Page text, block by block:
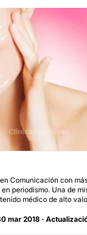
Comunicación con
periodismo. Una de
médico de alto
mar 2018 ·